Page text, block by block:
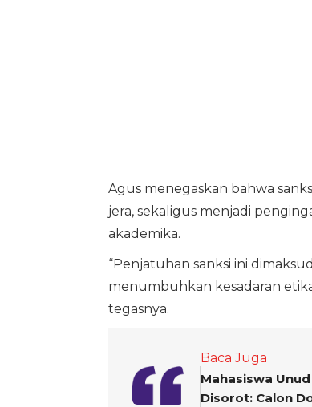
Agus menegaskan bahwa
jera, sekaligus menjadi
akademika.
“Penjatuhan sanksi ini
menumbuhkan kesadaran
tegasnya.
Baca Juga
Mahasiswa
Disorot: Calon